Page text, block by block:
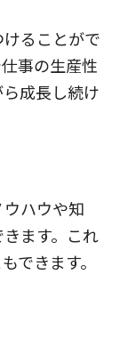
ることがで
事の生産性
成長し続け
ハウや知
ます。これ
できます。